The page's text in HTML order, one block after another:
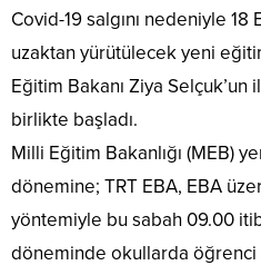
Covid-19 salgını nedeniyle
uzaktan yürütülecek yeni
Eğitim Bakanı Ziya Selçuk’un
birlikte başladı.
Milli Eğitim Bakanlığı (MEB)
dönemine; TRT EBA, EBA
yöntemiyle bu sabah 09.00
döneminde okullarda öğrenci